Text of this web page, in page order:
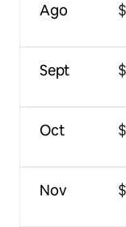
Ago
Sept
Oct
Nov